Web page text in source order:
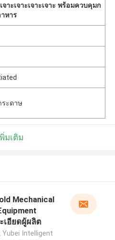
จาะเจาะเจาะเจาะ พร้อมควบคุมก
หาร
ระดาษ
มเติม
Mechanical
เอียดผู้ผลิต
Yubei Intelligent